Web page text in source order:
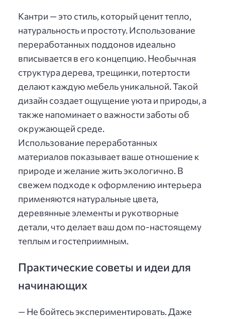
Кантри — это стиль, который ценит тепло,
натуральность и простоту. Использование
переработанных поддонов идеально
вписывается в его концепцию. Необычная
структура дерева, трещинки, потертости
делают каждую мебель уникальной. Такой
дизайн создает ощущение уюта и природы, а
также напоминает о важности заботы об
окружающей среде.
Использование переработанных
материалов показывает ваше отношение к
природе и желание жить экологично. В
свежем подходе к оформлению интерьера
применяются натуральные цвета,
деревянные элементы и рукотворные
детали, что делает ваш дом по-настоящему
теплым и гостеприимным.
Практические советы и идеи для
начинающих
— Не бойтесь экспериментировать. Даже